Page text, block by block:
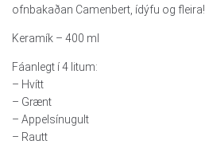
ofnbakaðan Camenbert, ídýfu og fleira!
Keramík – 400 ml
Fáanlegt í 4 litum:
– Hvítt
– Grænt
– Appelsínugult
– Rautt